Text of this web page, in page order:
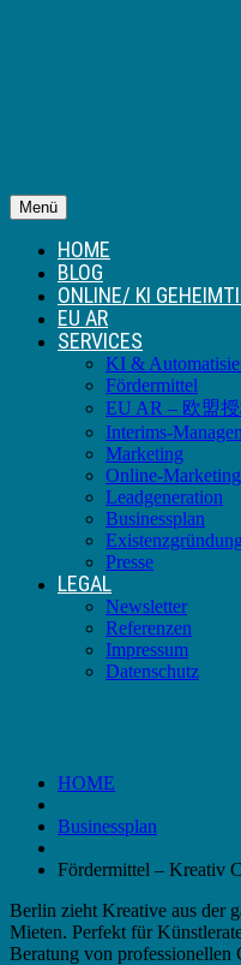
Menü
HOME
BLOG
ONLINE/ KI
EU AR
SERVICES
KI &
Fördermittel
EU AR – 欧盟
Interims-
Marketing
Online-Marketing
Leadgeneration
Businessplan
Existenzgründung
Presse
LEGAL
Newsletter
Referenzen
Impressum
Datenschutz
HOME
Businessplan
Fördermittel – Kreativ
Berlin zieht Kreative aus der
Mieten. Perfekt für
Beratung von professionellen